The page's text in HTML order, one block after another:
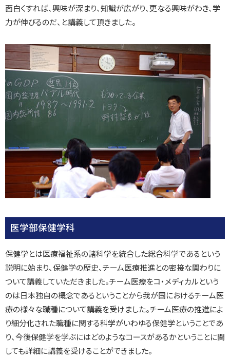
面白くすれば、興味が深まり、知識が広がり、更なる興味がわき、学
力が伸びるのだ、と講義して頂きました。
医学部保健学科
保健学とは医療福祉系の諸科学を統合した総合科学であるという
説明に始まり、保健学の歴史、チーム医療推進との密接な関わりに
ついて講義していただきました。チーム医療をコ・メディカルという
のは日本独自の概念であるということから我が国におけるチーム医
療の様々な職種について講義を受けました。チーム医療の推進によ
り細分化された職種に関する科学がいわゆる保健学ということであ
り、今後保健学を学ぶにはどのようなコースがあるかということに関
しても詳細に講義を受けることができました。